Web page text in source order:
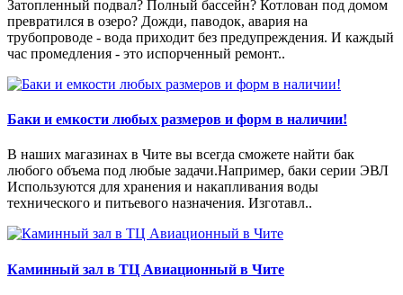
Затопленный подвал? Полный бассейн? Котлован под домом
превратился в озеро? Дожди, паводок, авария на
трубопроводе - вода приходит без предупреждения. И каждый
час промедления - это испорченный ремонт..
Баки и емкости любых размеров и форм в наличии!
В наших магазинах в Чите вы всегда сможете найти бак
любого объема под любые задачи.Например, баки серии ЭВЛ
Используются для хранения и накапливания воды
технического и питьевого назначения. Изготавл..
Каминный зал в ТЦ Авиационный в Чите